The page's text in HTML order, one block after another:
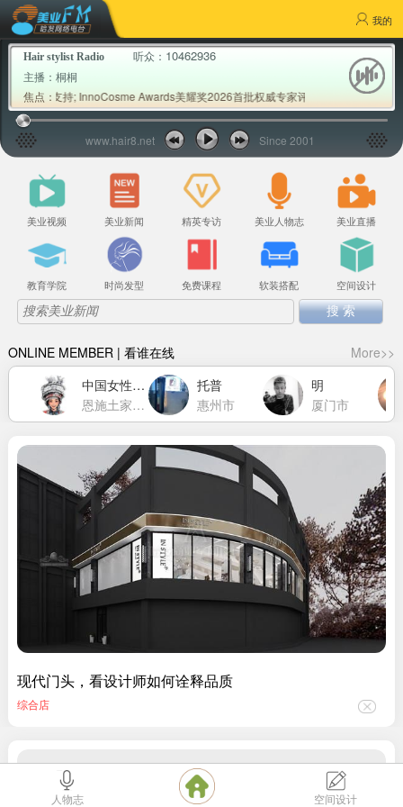
我的
Hair stylist Radio 听众： 10462936
主播：桐桐
焦点：
会专业支持; InnoCosme Awards美耀奖2026首批权威专家评审公布; Milbon玫丽
www.hair8.net Since 2001
美业视频 美业新闻 精英专访 美业人物志 美业直播
教育学院 时尚发型 免费课程 软装搭配 空间设计
ONLINE MEMBER | 看谁在线 More>>
中国女性力量萧莉洁
恩施土家族苗族自治州
托普
惠州市
明
厦门市
现代门头，看设计师如何诠释品质
综合店
人物志 空间设计